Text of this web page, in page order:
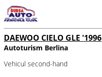
DAEWOO CIELO GLE '1996
Autoturism Berlina
Vehicul second-hand